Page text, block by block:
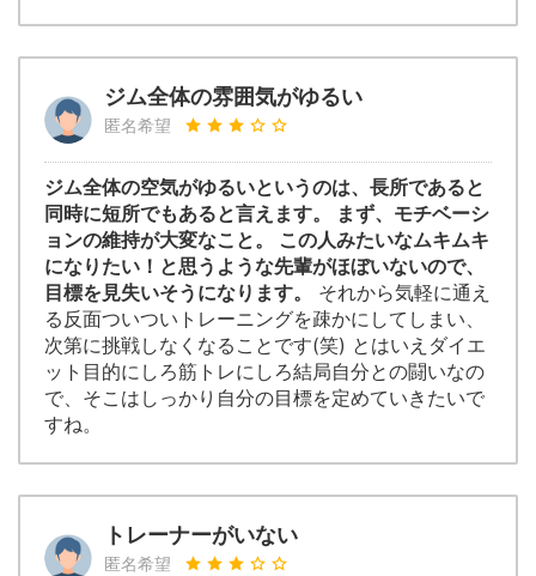
ジム全体の雰囲気がゆるい
匿名希望
ジム全体の空気がゆるいというのは、長所であると
同時に短所でもあると言えます。 まず、モチベーシ
ョンの維持が大変なこと。 この人みたいなムキムキ
になりたい！と思うような先輩がほぼいないので、
目標を見失いそうになります。
それから気軽に通え
る反面ついついトレーニングを疎かにしてしまい、
次第に挑戦しなくなることです(笑) とはいえダイエ
ット目的にしろ筋トレにしろ結局自分との闘いなの
で、そこはしっかり自分の目標を定めていきたいで
すね。
トレーナーがいない
匿名希望